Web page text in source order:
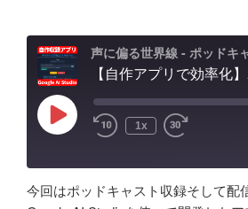
向
け
対
な
り
返
AI
Studio
イ
デ
ッ
ド
ス
術
ポ
ッ
ャ
が
声に偏る世界線 - ポッドキ
Play
Episode 1x
今回はポッドキャスト収録そして配